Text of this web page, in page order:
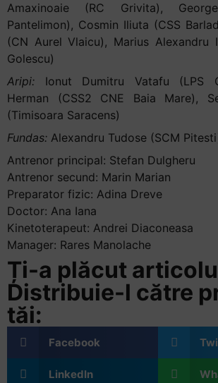
Amaxinoaie (RC Grivita),
Pantelimon), Cosmin Iliuta (CSS
(CN Aurel Vlaicu), Marius Alexandru
Golescu)
Aripi: Ionut Dumitru Vatafu (LPS
Herman (CSS2 CNE Baia Mare),
(Timisoara Saracens)
Fundas: Alexandru Tudose (SCM
Antrenor principal: Stefan Dulgheru
Antrenor secund: Marin Marian
Preparator fizic: Adina Dreve
Doctor: Ana Iana
Kinetoterapeut: Andrei Diaconeasa
Manager: Rares Manolache
Ți-a plăcut
Distribuie-l către
tăi:
Facebook
LinkedIn